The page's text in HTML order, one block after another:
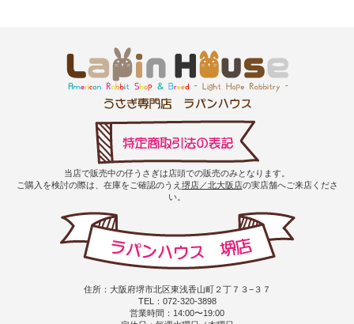
当店で販売中の仔うさぎは店頭での販売のみとなります。
ご購入を検討の際は、在庫をご確認のうえ 堺店／北大阪店の実店舗へご来店くださ
い。
住所：大阪府堺市北区東浅香山町２丁７３−３７
TEL：072-320-3898
営業時間：14:00〜19:00